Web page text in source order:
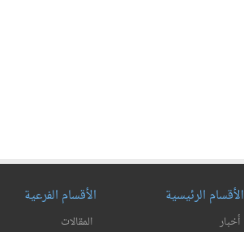
الأقسام الرئيسية
أخبار
الأقسام الفرعية
المقالات